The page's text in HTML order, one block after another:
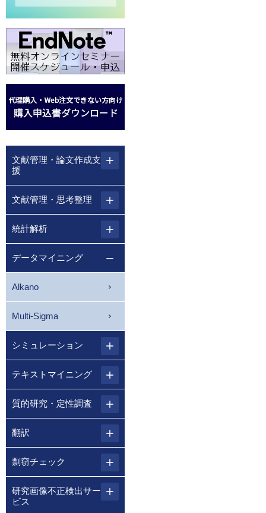
文献管理・論文作成支
援
文献管理・思考整理
統計解析
データマイニング
Alkano
Multi-Sigma
シミュレーション
テキストマイニング
質的研究・定性調査
翻訳
剽窃チェック
研究画像不正検出サー
ビス